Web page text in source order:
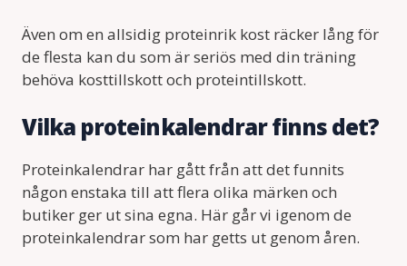
Även om en allsidig proteinrik kost räcker lång för
de flesta kan du som är seriös med din träning
behöva kosttillskott och proteintillskott.
Vilka proteinkalendrar finns det?
Proteinkalendrar har gått från att det funnits
någon enstaka till att flera olika märken och
butiker ger ut sina egna. Här går vi igenom de
proteinkalendrar som har getts ut genom åren.